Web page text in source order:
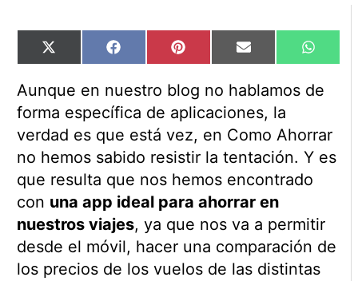
Compartir
en
X
(Twitter)
Compartir
en
Facebook Compartir
en
Pinterest Compartir
en
Email
en
Aunque en nuestro blog no hablamos de
forma específica de aplicaciones, la
verdad es que está vez, en Como Ahorrar
no hemos sabido resistir la tentación. Y es
que resulta que nos hemos encontrado
con una app ideal para ahorrar en
nuestros viajes, ya que nos va a permitir
desde el móvil, hacer una comparación de
los precios de los vuelos de las distintas